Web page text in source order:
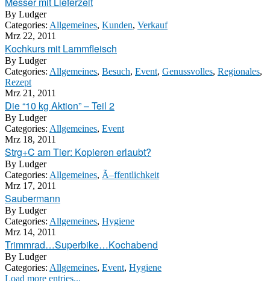
By Ludger
Categories: Allgemeines, Kunden, Verkauf
Mrz 22, 2011
Kochkurs mit Lammfleisch
By Ludger
Categories: Allgemeines, Besuch, Event, Genussvolles, Regionales,
Rezept
Mrz 21, 2011
Die “10 kg Aktion” – Teil 2
By Ludger
Categories: Allgemeines, Event
Mrz 18, 2011
Strg+C am Tier: Kopieren erlaubt?
By Ludger
Categories: Allgemeines, Ã–ffentlichkeit
Mrz 17, 2011
Saubermann
By Ludger
Categories: Allgemeines, Hygiene
Mrz 14, 2011
Trimmrad…Superbike…Kochabend
By Ludger
Categories: Allgemeines, Event, Hygiene
Load more entries...